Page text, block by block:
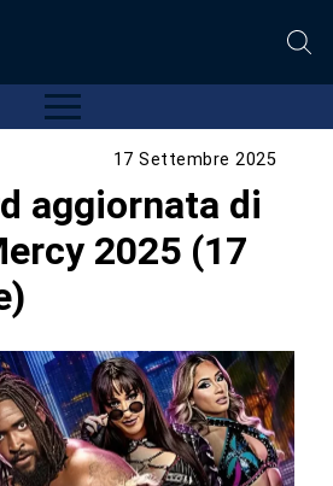
17 Settembre 2025
aggiornata di
2025 (17